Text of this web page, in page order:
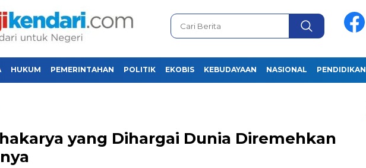
HUKUM PEMERINTAHAN POLITIK EKOBIS KEBUDAYAAN NASIONAL PENDIDIKAN
yang Dihargai Dunia Diremehkan